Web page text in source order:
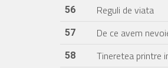
56 Reguli de viata
57 De ce avem
58 Tineretea printre